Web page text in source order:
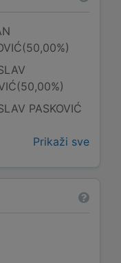
PASKOVIĆ
Prikaži sve